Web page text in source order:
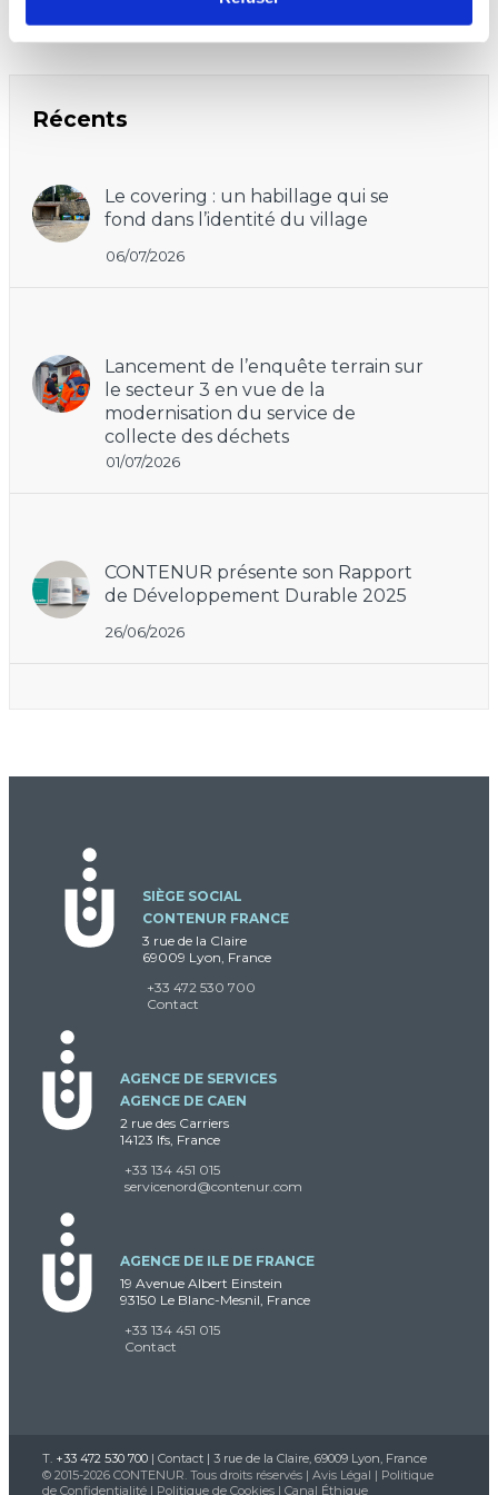
Récents
Le covering : un habillage qui se
fond dans l’identité du village
06/07/2026
Lancement de l’enquête terrain sur
le secteur 3 en vue de la
modernisation du service de
collecte des déchets
01/07/2026
CONTENUR présente son Rapport
de Développement Durable 2025
26/06/2026
SIÈGE SOCIAL
CONTENUR FRANCE
3 rue de la Claire
69009 Lyon, France
+33 472 530 700
Contact
AGENCE DE SERVICES
AGENCE DE CAEN
2 rue des Carriers
14123 Ifs, France
+33 134 451 015
servicenord@contenur.com
AGENCE DE ILE DE FRANCE
19 Avenue Albert Einstein
93150 Le Blanc-Mesnil, France
+33 134 451 015
Contact
T. +33 472 530 700 | Contact | 3 rue de la Claire, 69009 Lyon, France
© 2015-2026 CONTENUR. Tous droits réservés | Avis Légal | Politique
de Confidentialité | Politique de Cookies | Canal Éthique